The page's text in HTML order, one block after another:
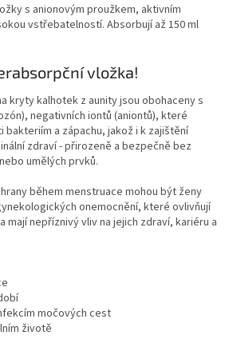
s anionovým proužkem, aktivním
vstřebatelností. Absorbují až 150 ml
vložka!
kryty kalhotek z aunity jsou obohaceny s
negativních iontů (aniontů), které
bakteriím a zápachu, jakož i k zajištění
zdraví - přirozeně a bezpečně bez
umělých prvků.
během menstruace mohou být ženy
onemocnění, které ovlivňují
mají nepříznivý vliv na jejich zdraví, kariéru a
močových cest
životě